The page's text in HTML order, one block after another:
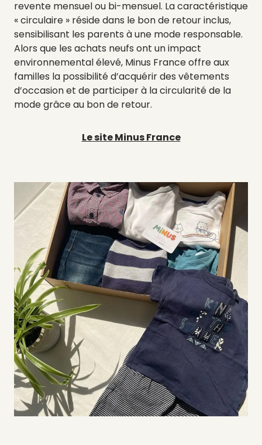
revente mensuel ou bi-mensuel. La caractéristique
« circulaire » réside dans le bon de retour inclus,
sensibilisant les parents à une mode responsable.
Alors que les achats neufs ont un impact
environnemental élevé, Minus France offre aux
familles la possibilité d’acquérir des vêtements
d’occasion et de participer à la circularité de la
mode grâce au bon de retour.
Le site Minus France